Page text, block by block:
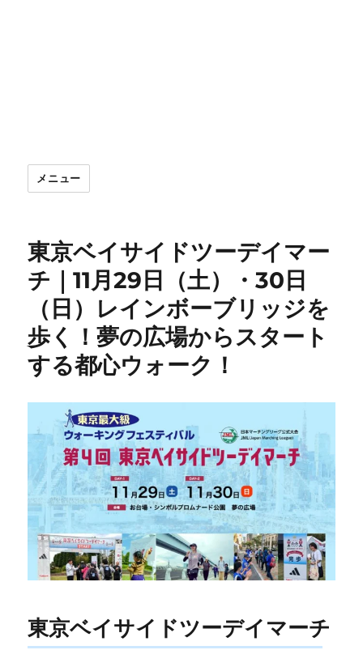
メニュー
東京ベイサイドツーデイマー
チ｜11月29日（土）・30日
（日）レインボーブリッジを
歩く！夢の広場からスタート
する都心ウォーク！
東京ベイサイドツーデイマーチ